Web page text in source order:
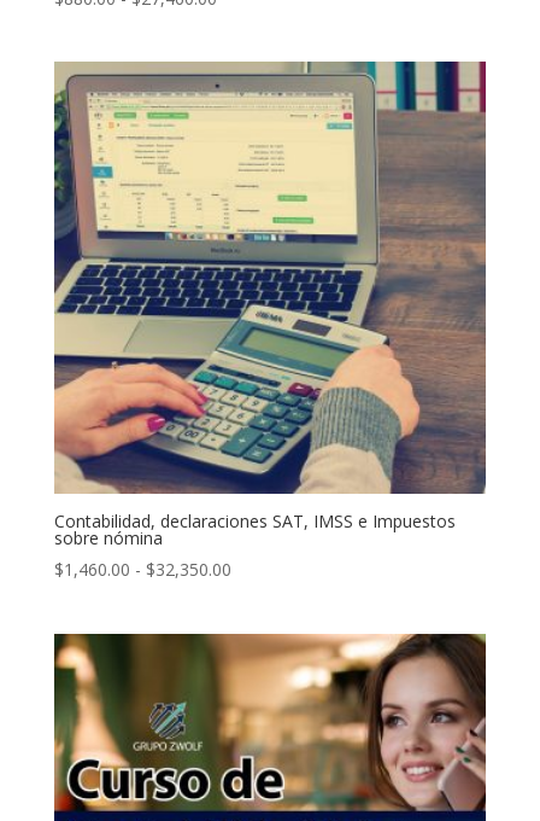
desde
$880.00
$27,460.00
Contabilidad, declaraciones SAT, IMSS e Impuestos
sobre nómina
$1,460.00 - $32,350.00Rango
desde
$1,460.00
hasta
$32,350.00